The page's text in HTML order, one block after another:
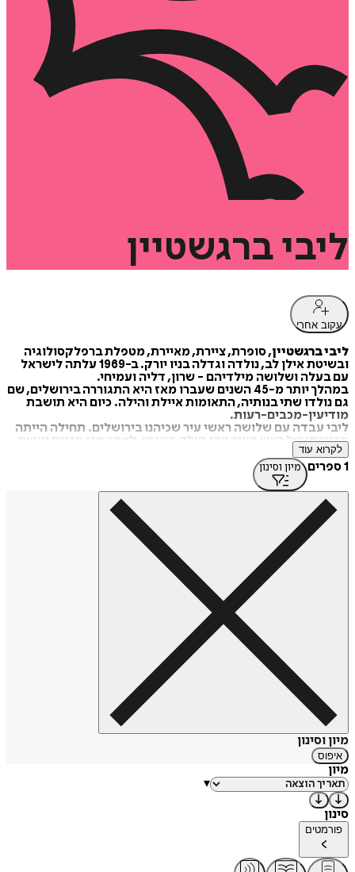
ליבי ברגשטיין
עקוב אחרי
ליבי ברגשטיין, סופרת, ציירת, מאיירת, מטפלת ברפלקסולוגיה
ובשיטת אילן לב, נולדה וגדלה בניו יורק. ב-1969 עלתה לישראל
עם בעלה ושלושה מילדיהם - שרון, דליה ועמיחי.
במהלך יותר מ-45 השנים שעברו מאז היא התגוררה בירושלים, שם
גם נולדו שתי בנותיה, התאומות איילת והילה. כיום היא תושבת
מודיעין-מכבים-רעות.
ליבי עבדה עם שלושה ראשי עיר שכיהנו בירושלים. תחילה הייתה
מזכירתו של ראש העיר טדי קולק האגדי, לאחר מכן סגנית יועצת
מדינית לראש העיר אהוד אולמרט, ולבסוף ראש הטקס של ראש
העיר אורי לופוליאנסקי. במרוצת השנים הציגה ליבי תערוכות יחיד
בגלריה העירונית ירושלים, בימק"א ירושלים ובתיאטרון ירושלים,
ועבודותיה נמצאות באוספים פרטיים בארץ וברחבי העולם.
"סודותיה של ליבי", שכולל את הסיפורים "גברת בטן", "החולצות
שנעלמו", "לאן נעלם כן?" ו"אדון יום ואדון לילה", יצא לאור ב
סיפורים ראשונים: חלק א'", בהוצאת כנרת. ליבי שומרת על קשר
עם ילדים - גדולים וקטנים כאחד - באמצעות מפגשים אישיים.
לקרוא עוד
1 ספרים מיון וסינון
מיון וסינון
איפוס
מיון
▾
סינון
פורמטים